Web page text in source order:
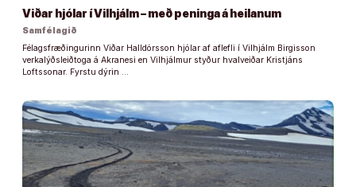
Viðar hjólar í Vilhjálm – með peninga á heilanum
Samfélagið
Félagsfræðingurinn Viðar Halldórsson hjólar af aflefli í Vilhjálm Birgisson
verkalýðsleiðtoga á Akranesi en Vilhjálmur styður hvalveiðar Kristjáns
Loftssonar. Fyrstu dýrin …